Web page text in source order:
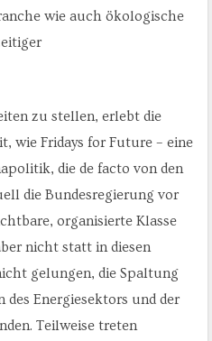
wie auch ökologische
zu stellen, erlebt die
wie Fridays for Future – eine
die de facto von den
die Bundesregierung vor
organisierte Klasse
nicht statt in diesen
gelungen, die Spaltung
Energiesektors und der
Teilweise treten